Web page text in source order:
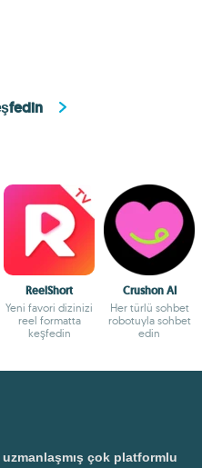
ReelShort
Yeni favori dizinizi
reel formatta
keşfedin
Crushon AI
Her türlü sohbet
robotuyla sohbet
edin
çok platformlu